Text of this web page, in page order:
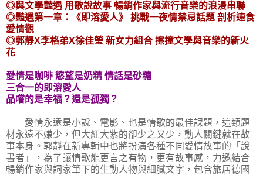
◎與文學豔遇 用歌說故事 暢銷作家與流行音樂的浪漫串聯
◎豔遇第一章：《即溶愛人》 挑戰一夜情禁忌話題 剖析速食
愛情觀
◎郭靜X李格弟X徐佳瑩 新女力組合 擦撞文學與音樂的新火
花
愛情是咖啡 慾望是奶精 情話是砂糖
三合一的即溶愛人
品嚐的是幸福？還是孤獨？
愛情永遠是小說、電影、也是情歌的最佳課題，這類題
材永遠不嫌少，但大紅大紫的卻少之又少，動人關鍵就在故
事本身。郭靜在新專輯中也將扮演各種不同愛情故事的「說
書者」，為了讓情歌能更言之有物，更有故事感，力邀結合
暢銷作家與詞家筆下的生動人物與細膩文字，包含旅居德國